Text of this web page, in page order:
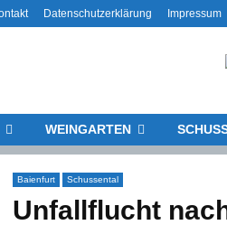
Datenschutzerklärung Impressum
WEINGARTEN
Baienfurt Schussental
Unfallflucht